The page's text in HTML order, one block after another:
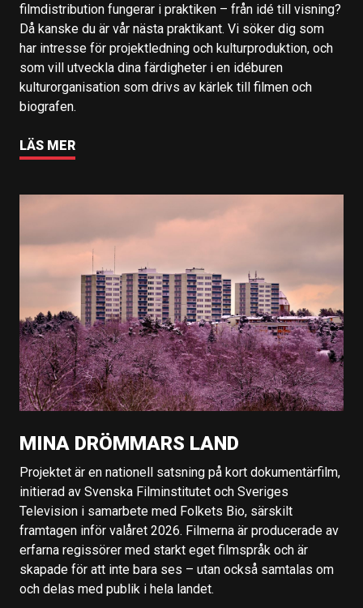
filmdistribution fungerar i praktiken – från idé till visning?
Då kanske du är vår nästa praktikant. Vi söker dig som
har intresse för projektledning och kulturproduktion, och
som vill utveckla dina färdigheter i en idéburen
kulturorganisation som drivs av kärlek till filmen och
biografen.
LÄS MER
MINA DRÖMMARS LAND
Projektet är en nationell satsning på kort dokumentärfilm,
initierad av Svenska Filminstitutet och Sveriges
Television i samarbete med Folkets Bio, särskilt
framtagen inför valåret 2026. Filmerna är producerade av
erfarna regissörer med starkt eget filmspråk och är
skapade för att inte bara ses – utan också samtalas om
och delas med publik i hela landet.